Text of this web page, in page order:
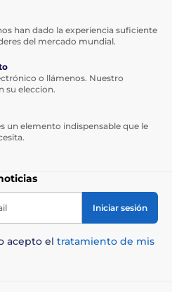
de liberación de
han dado la experiencia suficiente
del mercado mundial.
o llámenos. Nuestro
su eleccion.
un elemento indispensable que le
Iniciar sesión
acepto el tratamiento de mis